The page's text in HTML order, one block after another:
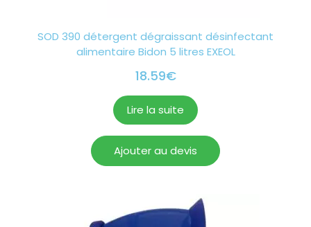
SOD 390 détergent dégraissant désinfectant
alimentaire Bidon 5 litres EXEOL
18.59€
Lire la suite
Ajouter au devis